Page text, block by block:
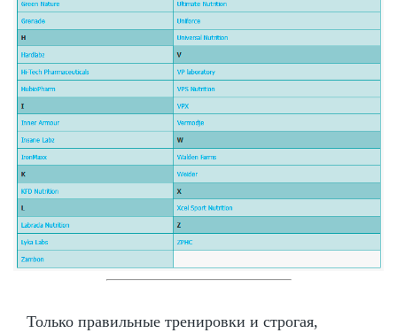
Только правильные тренировки и строгая,